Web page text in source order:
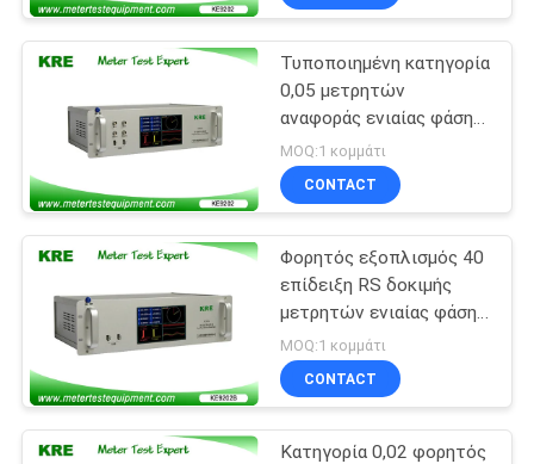
ΓΎΡΟΣ
ΕΡΓΟΣΤΑΣΊΩΝ
ΠΟΙΟΤΙΚΌΣ
ΈΛΕΓΧΟΣ
ΜΑΣ
ΕΛΆΤΕ
ΕΠΑΦΉ
ΜΕ
ο εξοπλισμός
δοκιμής φορητό
μετρητής
6
ηλεκτρικά μετρητή
εξοπλισμός
δοκιμής
Τυποποιημένη κατηγορία
0,05 μετρητών
αναφοράς ενιαίας φάσης
ευρέως τρέχον κράμα
αργιλίου σειράς
MOQ:1 κομμάτι
CONTACT
Φορητός εξοπλισμός 40
επίδειξη RS δοκιμής
μετρητών ενιαίας φάσης
χρώματος LCD Β -
λιμένας 232
MOQ:1 κομμάτι
CONTACT
Κατηγορία 0,02 φορητός